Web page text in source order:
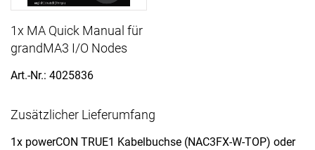
1x MA Quick Manual für
grandMA3 I/O Nodes
Art.-Nr.: 4025836
Zusätzlicher Lieferumfang
1x powerCON TRUE1 Kabelbuchse (NAC3FX-W-TOP) oder